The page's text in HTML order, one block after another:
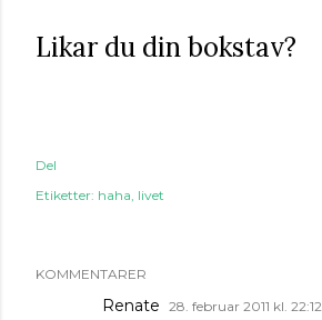
Likar du din bokstav?
Del
Etiketter: haha livet
KOMMENTARER
Renate 28. februar 2011 kl. 22:12